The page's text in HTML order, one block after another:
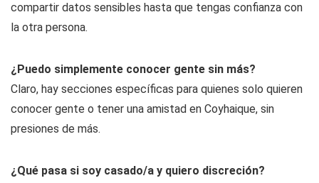
compartir datos sensibles hasta que tengas confianza con
la otra persona.
¿Puedo simplemente conocer gente sin más?
Claro, hay secciones específicas para quienes solo quieren
conocer gente o tener una amistad en Coyhaique, sin
presiones de más.
¿Qué pasa si soy casado/a y quiero discreción?